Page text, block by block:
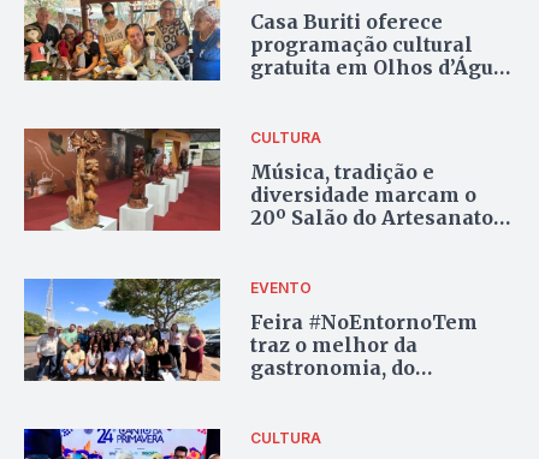
Casa Buriti oferece
programação cultural
gratuita em Olhos d’Água,
CULTURA
Música, tradição e
diversidade marcam o
20º Salão do Artesanato
EVENTO
Feira #NoEntornoTem
traz o melhor da
gastronomia, do
CULTURA